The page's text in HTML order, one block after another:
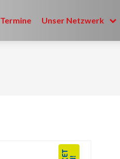
Termine Unser Netzwerk